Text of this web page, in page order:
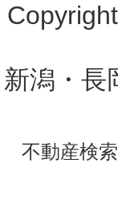
新潟・長
不動産検